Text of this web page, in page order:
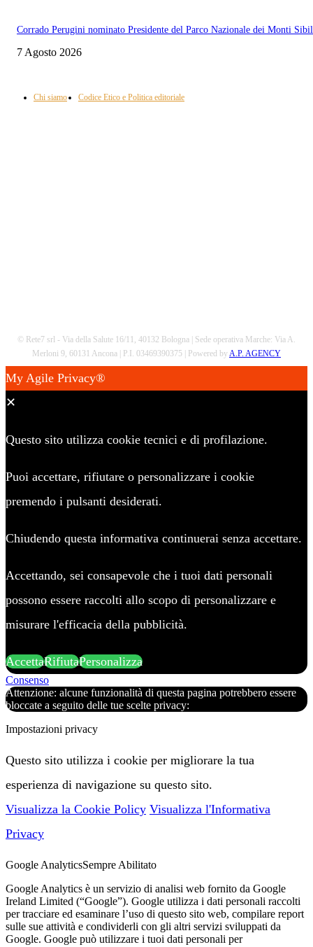
Corrado Perugini nominato Presidente del Parco Nazionale dei Monti
7 Agosto 2026
Chi siamo Codice Etico e Politica editoriale
© Rete7 srl - Via della Salute 16/11, 40132 Bologna | Sede operativa Marche: Via A.
Merloni 9, 60131 Ancona | P.I. 03469390375 | Powered by A.P. AGENCY
My Agile Privacy®
✕
Questo sito utilizza cookie tecnici e di profilazione.
Puoi accettare, rifiutare o personalizzare i cookie
premendo i pulsanti desiderati.
Chiudendo questa informativa continuerai senza accettare.
Accettando, sei consapevole che i tuoi dati personali
possono essere raccolti allo scopo di personalizzare e
misurare l'efficacia della pubblicità.
AccettaRifiutaPersonalizza
Consenso
Attenzione: alcune funzionalità di questa pagina potrebbero essere
bloccate a seguito delle tue scelte privacy:
Impostazioni privacy
Questo sito utilizza i cookie per migliorare la tua
esperienza di navigazione su questo sito.
Visualizza la Cookie Policy Visualizza l'Informativa
Privacy
Google AnalyticsSempre Abilitato
Google Analytics è un servizio di analisi web fornito da Google
Ireland Limited (“Google”). Google utilizza i dati personali raccolti
per tracciare ed esaminare l’uso di questo sito web, compilare report
sulle sue attività e condividerli con gli altri servizi sviluppati da
Google. Google può utilizzare i tuoi dati personali per